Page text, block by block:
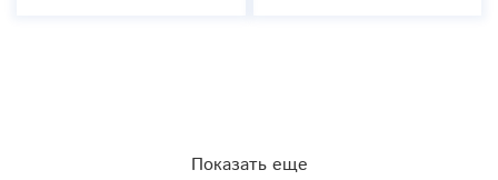
Показать еще